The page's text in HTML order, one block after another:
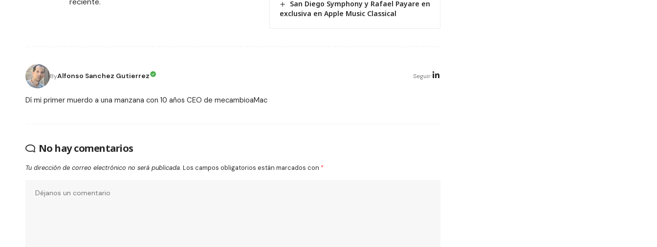
San Diego Symphony y Rafael Payare en
exclusiva en Apple Music Classical
ByAlfonso Sanchez Gutierrez Seguir:
Dí mi primer muerdo a una manzana con 10 años CEO de mecambioaMac
No hay comentarios
Tu dirección de correo electrónico no será publicada. Los campos obligatorios están marcados con *